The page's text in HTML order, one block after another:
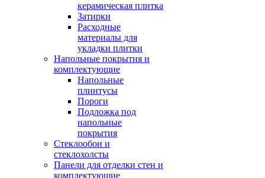
керамическая плитка
Затирки
Расходные
материалы для
укладки плитки
Напольные покрытия и
комплектующие
Напольные
плинтусы
Пороги
Подложка под
напольные
покрытия
Стеклообои и
стеклохолсты
Панели для отделки стен и
комплектующие